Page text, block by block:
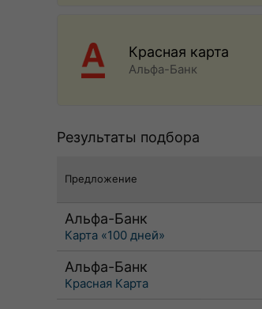
Красная карта
Альфа-Банк
Результаты подбора
Предложение
Альфа-Банк
Карта «100 дней»
Альфа-Банк
Красная Карта